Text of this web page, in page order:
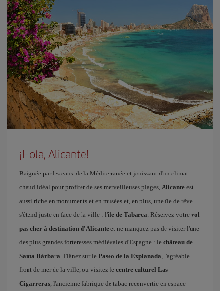
¡Hola, Alicante!
Baignée par les eaux de la Méditerranée et jouissant d'un climat
chaud idéal pour profiter de ses merveilleuses plages, Alicante est
aussi riche en monuments et en musées et, en plus, une île de rêve
s'étend juste en face de la ville : l'île de Tabarca. Réservez votre vol
pas cher à destination d'Alicante et ne manquez pas de visiter l'une
des plus grandes forteresses médiévales d'Espagne : le château de
Santa Bárbara. Flânez sur le Paseo de la Explanada, l'agréable
front de mer de la ville, ou visitez le centre culturel Las
Cigarreras, l'ancienne fabrique de tabac reconvertie en espace